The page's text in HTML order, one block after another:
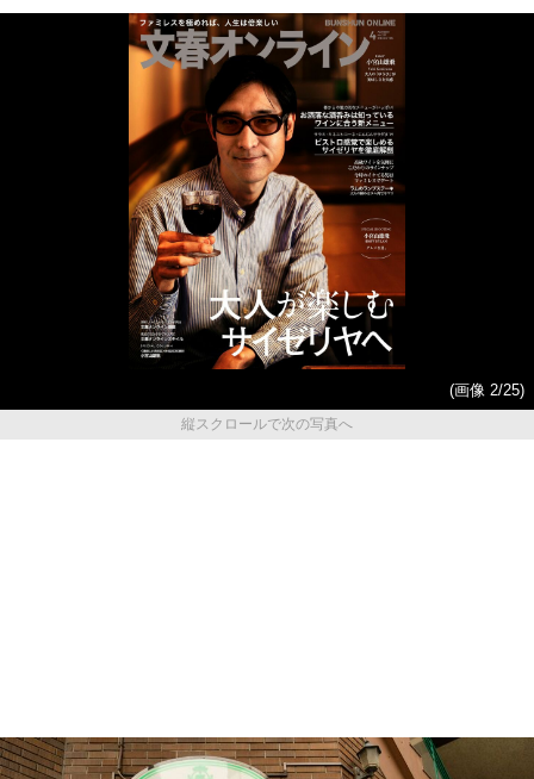
(画像 2/25)
縦スクロールで次の写真へ